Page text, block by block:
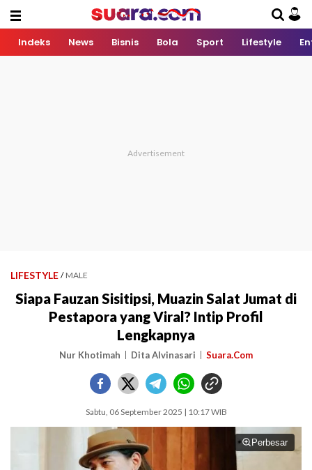
Indeks News Bisnis Bola Sport Lifestyle
LIFESTYLE / MALE
Siapa Fauzan Sisitipsi, Muazin Salat Jumat di
Pestapora yang Viral? Intip Profil
Lengkapnya
Nur Khotimah Dita Alvinasari Suara.Com
Sabtu, 06 September 2025 | 10:17 WIB
Perbesar